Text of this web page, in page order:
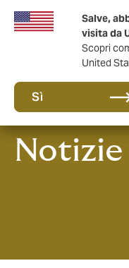
Salve,
visita da
Scopri
United
Sì